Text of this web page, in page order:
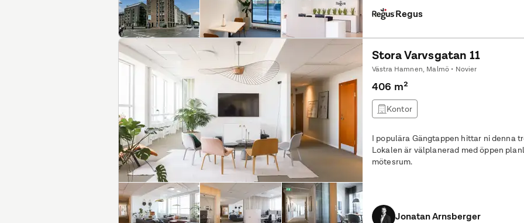
Regus
Stora Varvsgatan 11
Västra Hamnen, Malmö • Novier
406 m²
Kontor
I populära Gängtappen hittar ni denna
Lokalen är välplanerad med öppen
mötesrum.
Jonatan Arnsberger